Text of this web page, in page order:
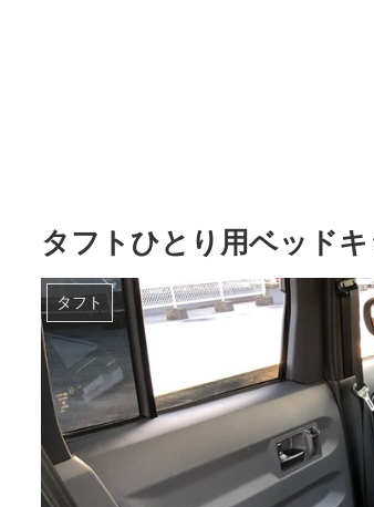
タフトひとり用ベッド
タフト